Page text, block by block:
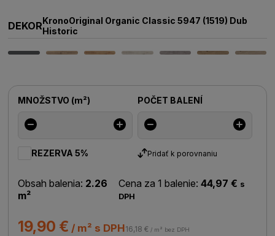
DEKORKronoOriginal Organic Classic 5947 (1519) Dub
Historic
MNOŽSTVO (m²) POČET BALENÍ
REZERVA 5% Pridať k porovnaniu
Obsah balenia: 2.26
m²
Cena za 1 balenie: 44,97 € s
DPH
19,90 € / m² s DPH16,18 € / m² bez DPH